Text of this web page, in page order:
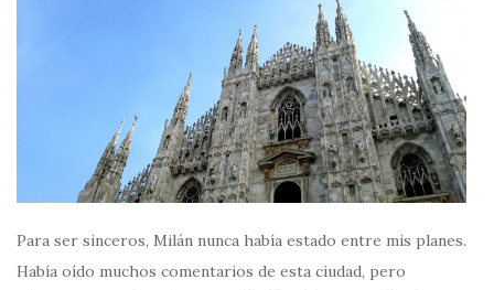
Para ser sinceros, Milán nunca había estado entre mis planes.
Había oído muchos comentarios de esta ciudad, pero